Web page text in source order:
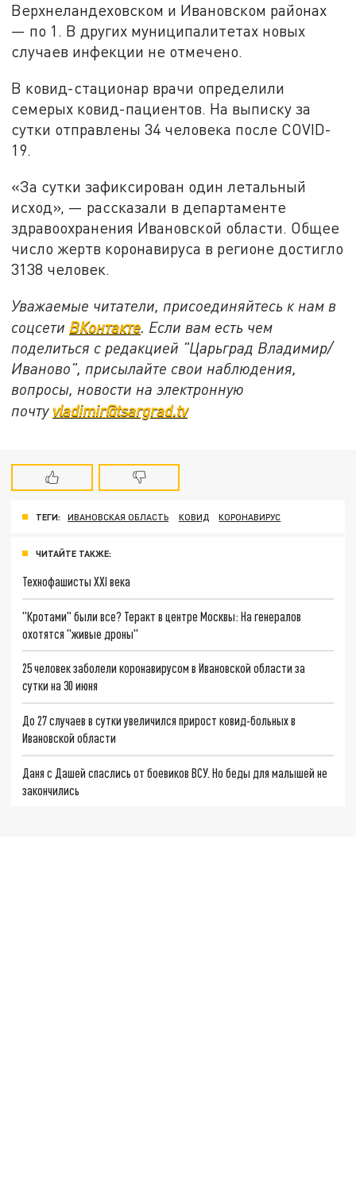
Верхнеландеховском и Ивановском районах
— по 1. В других муниципалитетах новых
случаев инфекции не отмечено.
В ковид-стационар врачи определили
семерых ковид-пациентов. На выписку за
сутки отправлены 34 человека после COVID-
19.
«За сутки зафиксирован один летальный
исход», — рассказали в департаменте
здравоохранения Ивановской области. Общее
число жертв коронавируса в регионе достигло
3138 человек.
Уважаемые читатели, присоединяйтесь к нам в
соцсети ВКонтакте . Если вам есть чем
поделиться с редакцией "Царьград Владимир/
Иваново", присылайте свои наблюдения,
вопросы, новости на электронную
почту vladimir@tsargrad.tv
ТЕГИ: ИВАНОВСКАЯ ОБЛАСТЬ КОВИД КОРОНАВИРУС
ЧИТАЙТЕ ТАКЖЕ:
Технофашисты XXI века
"Кротами" были все? Теракт в центре Москвы: На генералов
охотятся "живые дроны"
25 человек заболели коронавирусом в Ивановской области за
сутки на 30 июня
До 27 случаев в сутки увеличился прирост ковид-больных в
Ивановской области
Даня с Дашей спаслись от боевиков ВСУ. Но беды для малышей не
закончились